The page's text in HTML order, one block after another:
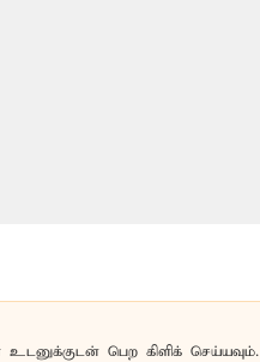
உடனுக்குடன் பெற கிளிக் செய்யவும்.